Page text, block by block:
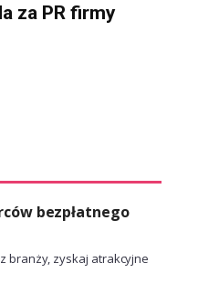
za PR firmy
bezpłatnego
branży, zyskaj atrakcyjne